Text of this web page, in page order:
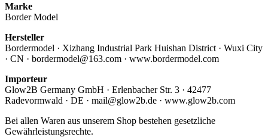
Marke
Border Model
Hersteller
Bordermodel · Xizhang Industrial Park Huishan District · Wuxi City
· CN · bordermodel@163.com · www.bordermodel.com
Importeur
Glow2B Germany GmbH · Erlenbacher Str. 3 · 42477
Radevormwald · DE · mail@glow2b.de · www.glow2b.com
Bei allen Waren aus unserem Shop bestehen gesetzliche
Gewährleistungsrechte.